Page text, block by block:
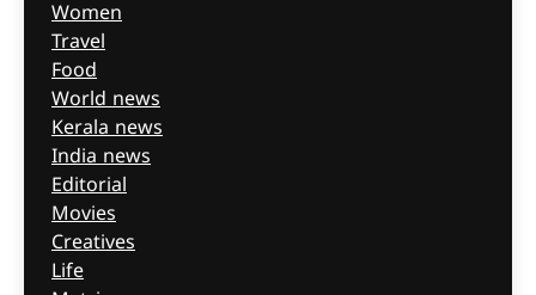
Women
Travel
Food
World news
Kerala news
India news
Editorial
Movies
Creatives
Life